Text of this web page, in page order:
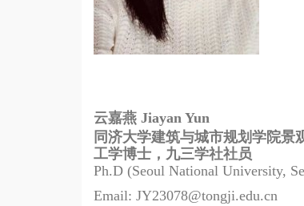
云嘉燕 Jiayan Yun
同济大学建筑与城市规划学院
工学博士，九三学社社员
Ph.D (Seoul National University,
Email: JY23078@tongji.edu.cn